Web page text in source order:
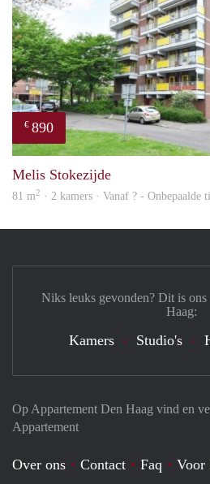
€ 890
Melis Stokezijde
81 m2 · 2 kamers · Vanaf ? - Onbepaalde
Op Appartement Den Haag vind en
Appartement
Over ons Contact Faq Voor
Niks leuks gevonden? Dit is ons
Haag:
Kamers Studio's